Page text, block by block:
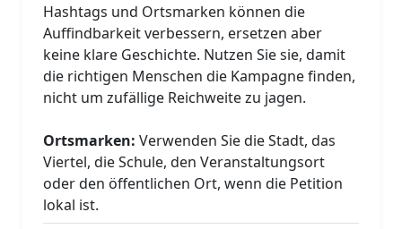
Hashtags und Ortsmarken können die
Auffindbarkeit verbessern, ersetzen aber
keine klare Geschichte. Nutzen Sie sie, damit
die richtigen Menschen die Kampagne finden,
nicht um zufällige Reichweite zu jagen.
Ortsmarken: Verwenden Sie die Stadt, das
Viertel, die Schule, den Veranstaltungsort
oder den öffentlichen Ort, wenn die Petition
lokal ist.